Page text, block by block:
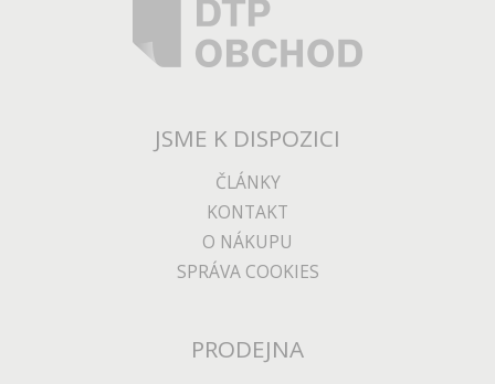
JSME K DISPOZICI
ČLÁNKY
KONTAKT
O NÁKUPU
SPRÁVA COOKIES
PRODEJNA